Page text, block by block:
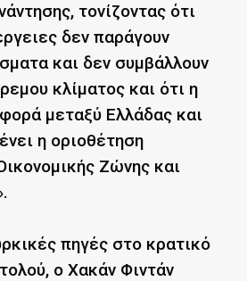
τονίζοντας ότι
δεν παράγουν
και δεν συμβάλλουν
κλίματος και ότι η
μεταξύ Ελλάδας και
η οριοθέτηση
Ζώνης και
πηγές στο κρατικό
ο Χακάν Φιντάν